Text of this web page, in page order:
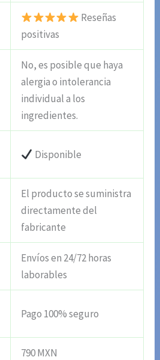
Reseñas
positivas
No, es posible que haya
alergia o intolerancia
individual a los
ingredientes.
Disponible
El producto se suministra
directamente del
fabricante
Envíos en 24/72 horas
laborables
Pago 100% seguro
790 MXN